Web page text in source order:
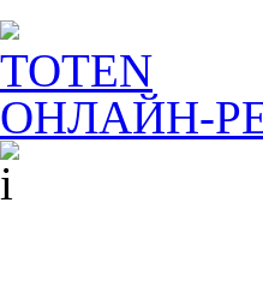
TOTEN
ОНЛАЙН-